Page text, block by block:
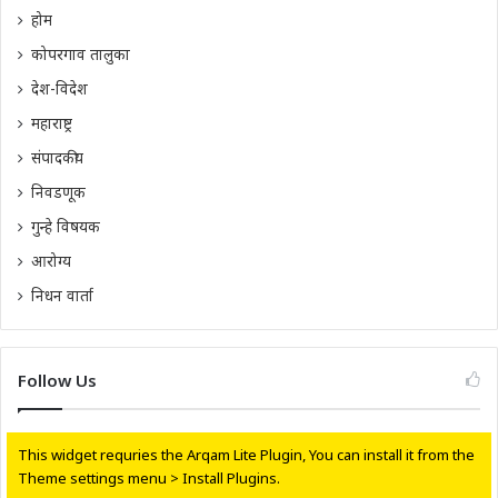
होम
कोपरगाव तालुका
देश-विदेश
महाराष्ट्र
संपादकीय
निवडणूक
गुन्हे विषयक
आरोग्य
निधन वार्ता
Follow Us
This widget requries the Arqam Lite Plugin, You can install it from the
Theme settings menu > Install Plugins.